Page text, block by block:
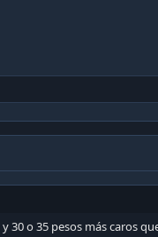
o 35 pesos más caros